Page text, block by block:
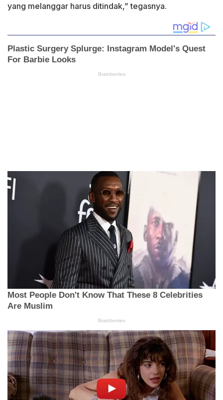
yang melanggar harus ditindak,” tegasnya.